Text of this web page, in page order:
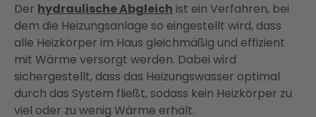
Der hydraulische Abgleich ist ein Verfahren, bei
dem die Heizungsanlage so eingestellt wird, dass
alle Heizkörper im Haus gleichmäßig und effizient
mit Wärme versorgt werden. Dabei wird
sichergestellt, dass das Heizungswasser optimal
durch das System fließt, sodass kein Heizkörper zu
viel oder zu wenig Wärme erhält.